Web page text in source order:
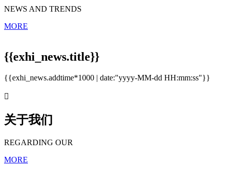
NEWS AND TRENDS
MORE
{{exhi_news.title}}
{{exhi_news.addtime*1000 | date:"yyyy-MM-dd HH:mm:ss"}}

关于我们
REGARDING OUR
MORE